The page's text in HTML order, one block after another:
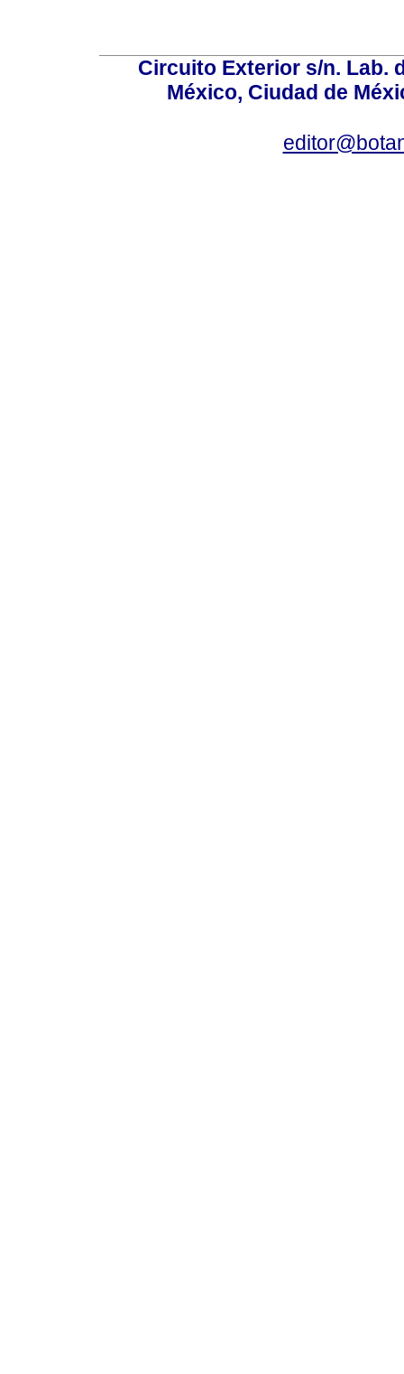
Circuito Exterior s/n. Lab.
México, Ciudad de